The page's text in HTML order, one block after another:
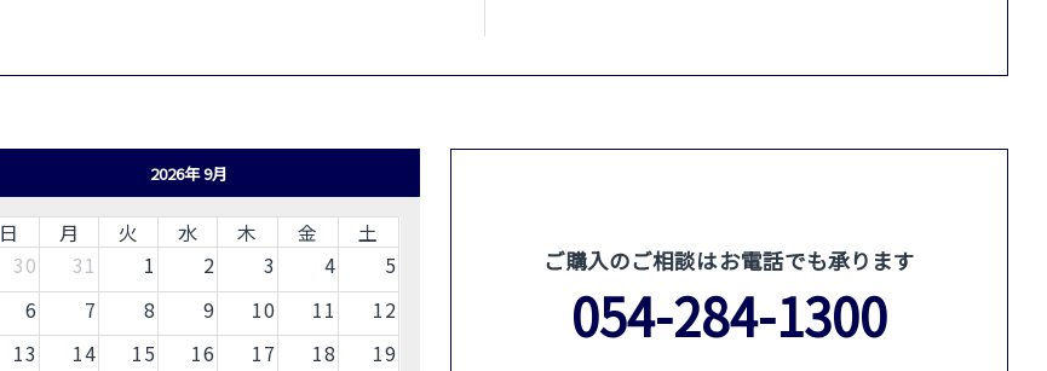
2026年 9月
日 月 火 水 木 金
土
30
31 1 2 3 4
5
6
7 8 9 10 11
12
13
14 15 16 17 18
19
ご購入のご相談はお電話でも承ります
054-284-1300